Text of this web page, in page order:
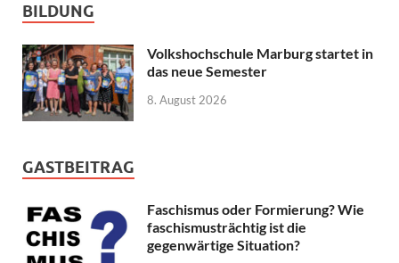
BILDUNG
Volkshochschule Marburg startet in
das neue Semester
8. August 2026
GASTBEITRAG
Faschismus oder Formierung? Wie
faschismusträchtig ist die
gegenwärtige Situation?